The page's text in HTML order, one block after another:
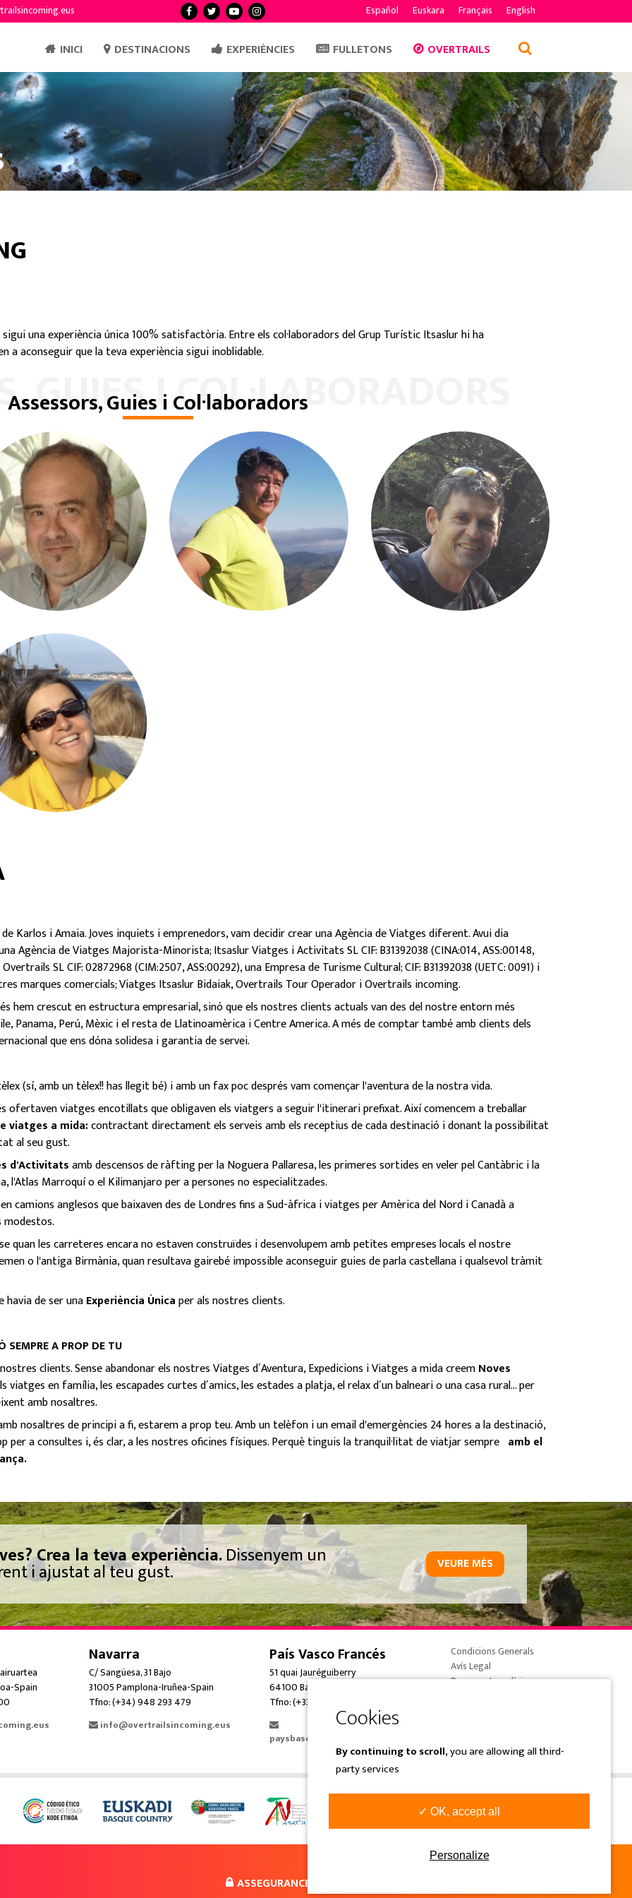
Español Euskara Français English
INICI DESTINACIONS EXPERIÈNCIES FULLETONS OVERTRAILS
una experiència única 100% satisfactòria. Entre els col·laboradors del Grup Turístic Itsaslur hi ha
aconseguir que la teva experiència sigui inoblidable.
GUIES I COL·LABORADORS
Assessors, Guies i Col·laboradors
Karlos Agirre
del Grup Turístic Itsaslur, expert
Especialitzat a Orient
i Llatinoamèrica. Director a
Tour Operador i Overtrails
incoming.
Guia Cultural i de Natura.
guia del Camí de Sant Jaume. A
de guia a la Zona Mitjana de
Karlos i Amaia. Joves inquiets i emprenedors, vam decidir crear una Agència de Viatges diferent. Avui dia
Agència de Viatges Majorista-Minorista; Itsaslur Viatges i Activitats SL CIF: B31392038 (CINA:014, ASS:00148,
SL CIF: 02872968 (CIM:2507, ASS:00292), una Empresa de Turisme Cultural; CIF: B31392038 (UETC: 0091) i
marques comercials; Viatges Itsaslur Bidaiak, Overtrails Tour Operador i Overtrails incoming.
hem crescut en estructura empresarial, sinó que els nostres clients actuals van des del nostre entorn més
Panama, Perú, Mèxic i el resta de Llatinoamèrica i Centre America. A més de comptar també amb clients dels
que ens dóna solidesa i garantia de servei.
(sí, amb un tèlex!! has llegit bé) i amb un fax poc després vam començar l'aventura de la nostra vida.
ofertaven viatges encotillats que obligaven els viatgers a seguir l'itinerari prefixat. Així comencem a treballar
viatges a mida:contractant directament els serveis amb els receptius de cada destinació i donant la possibilitat
al seu gust.
d'Activitatsamb descensos de ràfting per la Noguera Pallaresa, les primeres sortides en veler pel Cantàbric i la
l'Atlas Marroquí o el Kilimanjaro per a persones no especialitzades.
en camions anglesos que baixaven des de Londres fins a Sud-àfrica i viatges per Amèrica del Nord i Canadà a
quan les carreteres encara no estaven construïdes i desenvolupem amb petites empreses locals el nostre
o l'antiga Birmània, quan resultava gairebé impossible aconseguir guies de parla castellana i qualsevol tràmit
havia de ser unaExperiència Únicaper als nostres clients.
SEMPRE A PROP DE TU
clients. Sense abandonar els nostres Viatges d´Aventura, Expedicions i Viatges a mida creemNoves
viatges en família, les escapades curtes d´amics, les estades a platja, el relax d´un balneari o una casa rural… per
amb nosaltres.
nosaltres de principi a fi, estarem a prop teu. Amb un telèfon i un email d'emergències 24 hores a la destinació,
per a consultes i, és clar, a les nostres oficines físiques. Perquè tinguis la tranquil·litat de viatjar sempre amb el
Crea la teva experiència.Dissenyem un
i ajustat al teu gust. VEURE MÉS
Spain
Navarra
C/ Sangüesa, 31 Bajo
31005 Pamplona-Iruñea-Spain
Tfno: (+34) 948 293 479
info@overtrailsincoming.eus
País Vasco Francés
51 quai Jauréguiberry
64100 Bayonne-France
Tfno: (+33) (0) 5 59 59 82 90
paysbasque@overtrailsincoming.eus
Condicions Generals
Avís Legal
Pagaments en línia
ASSEGURANCES
By continuing to scroll,you are allowing all third-
party services
✓ OK, accept all
Personalize